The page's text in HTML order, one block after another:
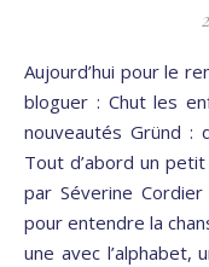
Aujourd’hui pour le rendez-vous de Yolina, Devine qui vient
bloguer : Chut les
nouveautés Gründ :
Tout d’abord un
par Séverine
pour entendre la
une avec l’alphabet,